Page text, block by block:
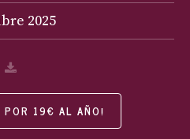
2025
POR 19€ AL AÑO!